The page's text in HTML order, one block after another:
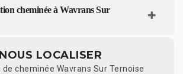
cheminée à Wavrans Sur
NOUS LOCALISER
de cheminée Wavrans Sur Ternoise